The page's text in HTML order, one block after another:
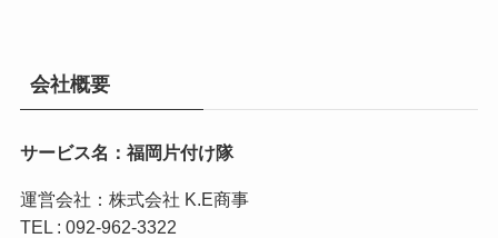
会社概要
サービス名：福岡片付け隊
運営会社：株式会社 K.E商事
TEL : 092-962-3322